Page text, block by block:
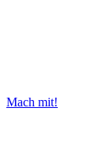
Mach mit!